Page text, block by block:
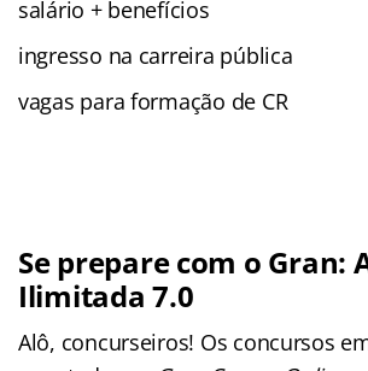
salário + benefícios
ingresso na carreira pública
vagas para formação de CR
Se prepare com o Gran:
Ilimitada 7.0
Alô, concurseiros! Os concursos